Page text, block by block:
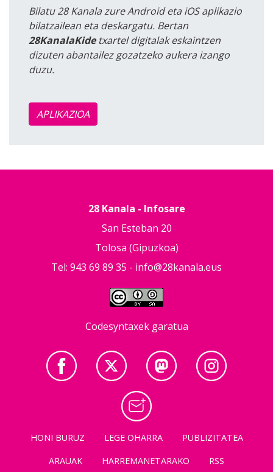
Bilatu 28 Kanala zure Android eta iOS aplikazio
bilatzailean eta deskargatu. Bertan
28KanalaKidetxartel digitalak eskaintzen
dizuten abantailez gozatzeko aukera izango
duzu.
APLIKAZIOA
28 Kanala - Infosare
San Esteban 20
Tolosa (Gipuzkoa)
Tel: 943 69 89 35 - info@28kanala.eus
Codesyntaxek garatua
HONI BURUZ LEGE OHARRA
PUBLIZITATEA
ARAUAK
HARREMANETARAKO RSS